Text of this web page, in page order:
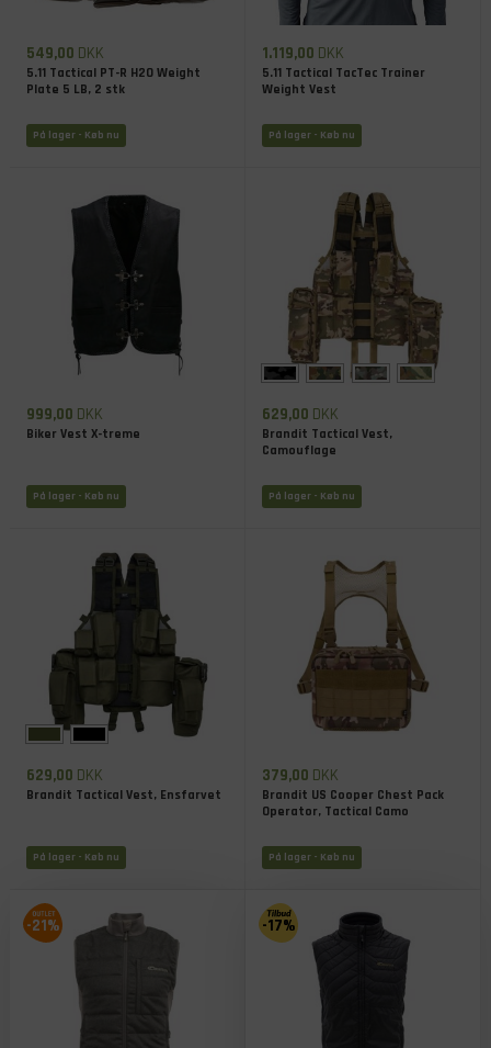
549,00 DKK
5.11 Tactical PT-R H2O Weight
Plate 5 LB, 2 stk
På lager - Køb nu
1.119,00 DKK
5.11 Tactical TacTec Trainer
Weight Vest
På lager - Køb nu
999,00 DKK
Biker Vest X-treme
På lager - Køb nu
629,00 DKK
Brandit Tactical Vest,
Camouflage
På lager - Køb nu
629,00 DKK
Brandit Tactical Vest, Ensfarvet
På lager - Køb nu
379,00 DKK
Brandit US Cooper Chest Pack
Operator, Tactical Camo
På lager - Køb nu
-21% -17%